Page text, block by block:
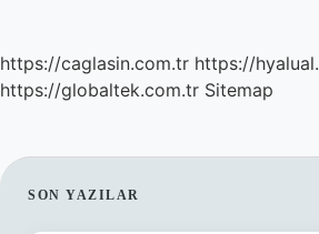
https://caglasin.com.tr https://
https://globaltek.com.tr Sitemap
SIDEBAR
SON YAZILAR